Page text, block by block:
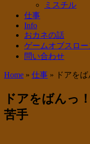
ミスチル
仕事
Info
おカネの話
ゲームオブスロ
問い合わせ
Home » 仕事 » ドアを
ドアをばんっ
苦手